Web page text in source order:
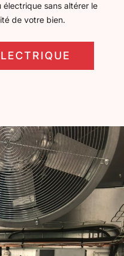
sans altérer le
de votre bien.